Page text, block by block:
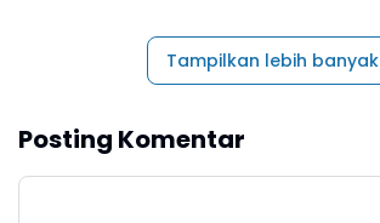
Tampilkan lebih banyak
Posting Komentar